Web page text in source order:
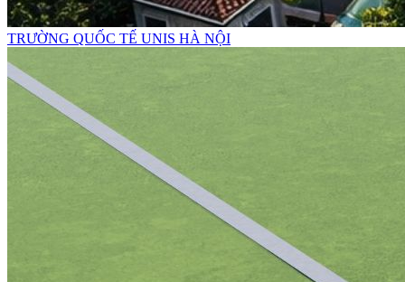
TRƯỜNG QUỐC TẾ UNIS HÀ NỘI